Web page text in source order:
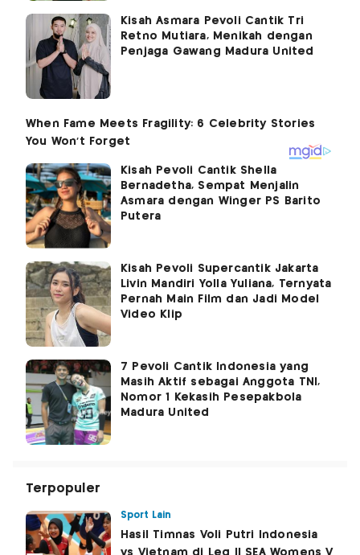
Kisah Asmara Pevoli Cantik Tri
Retno Mutiara, Menikah dengan
Penjaga Gawang Madura United
Kisah Pevoli Cantik Shella
Bernadetha, Sempat Menjalin
Asmara dengan Winger PS Barito
Putera
Kisah Pevoli Supercantik Jakarta
Livin Mandiri Yolla Yuliana, Ternyata
Pernah Main Film dan Jadi Model
Video Klip
7 Pevoli Cantik Indonesia yang
Masih Aktif sebagai Anggota TNI,
Nomor 1 Kekasih Pesepakbola
Madura United
Terpopuler
Sport Lain
Hasil Timnas Voli Putri Indonesia
vs Vietnam di Leg II SEA Womens V